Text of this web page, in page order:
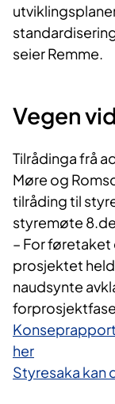
seier Remme.
Vegen
Tilrådinga frå
Møre og
tilråding til
styremøte
– For føretaket
prosjektet
naudsynte
her
Styresaka kan